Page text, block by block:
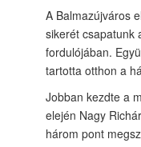
A Balmazújváros
sikerét csapatunk
fordulójában.
tartotta otthon a
Jobban kezdte a
elején Nagy
három pont